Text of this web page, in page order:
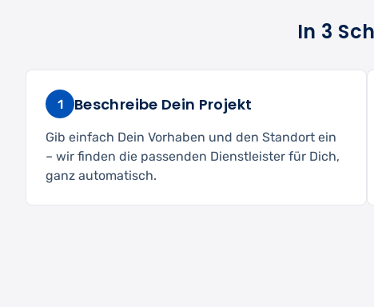
In 3
1 Beschreibe Dein Projekt
Gib einfach Dein Vorhaben und den Standort ein
– wir finden die passenden Dienstleister für Dich,
ganz automatisch.